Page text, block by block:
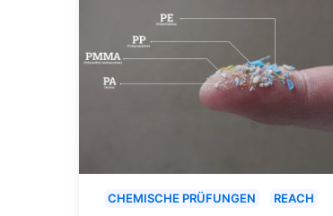
CHEMISCHE PRÜFUNGEN
REACH